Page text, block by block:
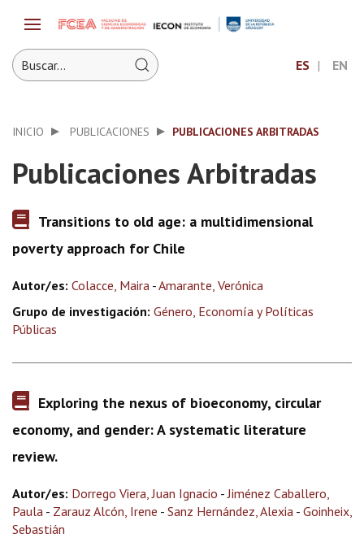
ES EN
INICIO PUBLICACIONES PUBLICACIONES ARBITRADAS
Publicaciones Arbitradas
Transitions to old age: a multidimensional
poverty approach for Chile
Autor/es: Colacce, Maira -Amarante, Verónica
Grupo de investigación: Género, Economía y Políticas
Públicas
Exploring the nexus of bioeconomy, circular
economy, and gender: A systematic literature
review.
Autor/es: Dorrego Viera, Juan Ignacio -Jiménez Caballero,
Paula - Zarauz Alcón, Irene - Sanz Hernández, Alexia - Goinheix,
Sebastián